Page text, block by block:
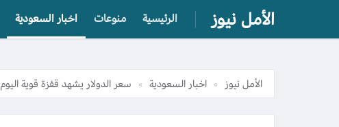
الأمل نيوز الرئيسية منوعات اخبار السعودية
الأمل نيوز » اخبار السعودية » سعر الدولار يشهد قفزة قوية اليوم 8 مارس 2026 وغداً مفاجأة كبرى